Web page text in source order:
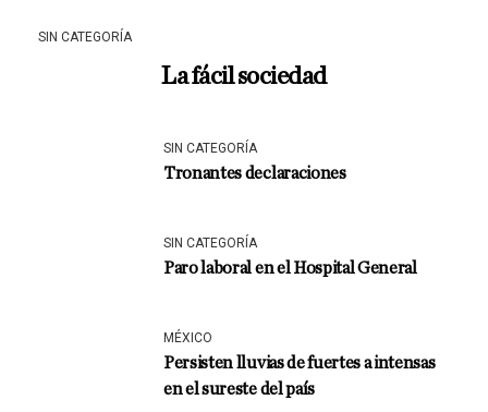
SIN CATEGORÍA
La fácil sociedad
SIN CATEGORÍA
Tronantes declaraciones
SIN CATEGORÍA
Paro laboral en el Hospital General
MÉXICO
Persisten lluvias de fuertes a intensas
en el sureste del país